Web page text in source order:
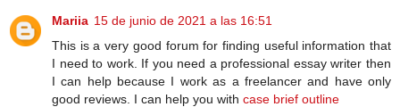
Mariia 15 de junio de 2021 a las 16:51
This is a very good forum for finding useful information that
I need to work. If you need a professional essay writer then
I can help because I work as a freelancer and have only
good reviews. I can help you with case brief outline